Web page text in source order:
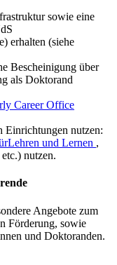
sowie eine
erhalten (siehe
Bescheinigung über
als Doktorand
Career Office
Einrichtungen nutzen:
und Lernen ,
etc.) nutzen.
Angebote zum
Förderung, sowie
und Doktoranden.